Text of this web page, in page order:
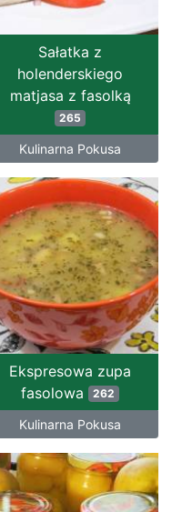
Sałatka z
holenderskiego
matjasa z fasolką
265
Kulinarna Pokusa
Ekspresowa zupa
fasolowa 262
Kulinarna Pokusa